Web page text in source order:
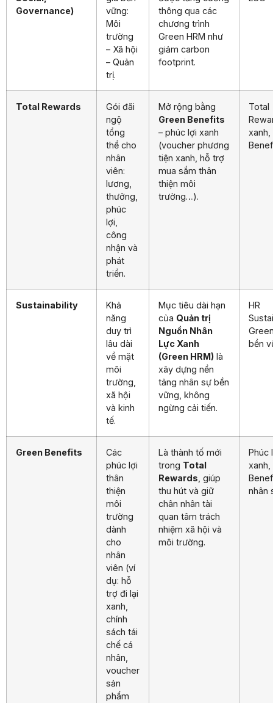
Governance)
vững:
Môi
trường
– Xã hội
– Quản
trị.
thông qua các
chương trình
Green HRM như
giảm carbon
footprint.
Total Rewards
Gói đãi
ngộ
tổng
thể cho
nhân
viên:
lương,
thưởng,
phúc
lợi,
công
nhận và
phát
triển.
Mở rộng bằng
Green Benefits
– phúc lợi xanh
(voucher phương
tiện xanh, hỗ trợ
mua sắm thân
thiện môi
trường…).
Total
Sustainability
Khả
năng
duy trì
lâu dài
về mặt
môi
trường,
xã hội
và kinh
tế.
Mục tiêu dài hạn
của Quản trị
Nguồn Nhân
Lực Xanh
(Green HRM) là
xây dựng nền
tảng nhân sự bền
vững, không
ngừng cải tiến.
HR
bền
Green Benefits
Các
phúc lợi
thân
thiện
môi
trường
dành
cho
nhân
viên (ví
dụ: hỗ
trợ đi lại
xanh,
chính
sách tái
chế cá
nhân,
voucher
sản
phẩm
Là thành tố mới
trong Total
Rewards , giúp
thu hút và giữ
chân nhân tài
quan tâm trách
nhiệm xã hội và
môi trường.
Phúc
nhân